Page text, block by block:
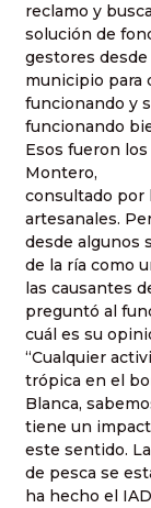
reclamo y
solución de
gestores desde
municipio para
funcionando y
funcionando
Esos fueron
Montero,
consultado por
artesanales.
desde algunos
de la ría como
las causantes
preguntó al
cuál es su
“Cualquier
trópica en el
Blanca,
tiene un
este sentido.
de pesca se
ha hecho el